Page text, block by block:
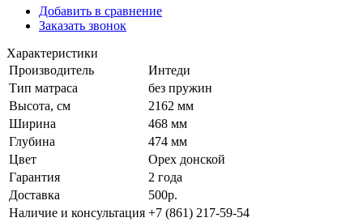
Добавить в сравнение
Заказать звонок
Характеристики
Производитель
Интеди
Тип матраса
без пружин
Высота, см
2162 мм
Ширина
468 мм
Глубина
474 мм
Цвет
Орех донской
Гарантия
2 года
Доставка
500р.
Наличие и консультация +7 (861) 217-59-54